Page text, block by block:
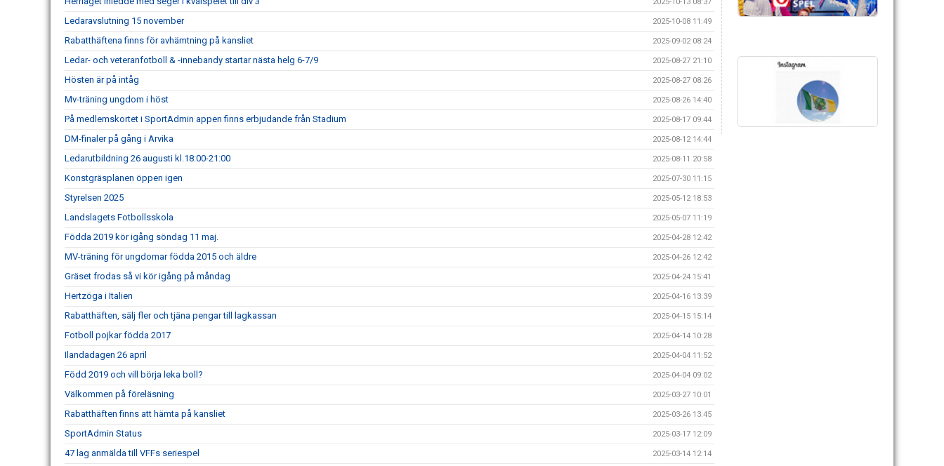
Ledaravslutning 15 november 2025-10-08 11:49
Rabatthäftena finns för avhämtning på kansliet 2025-09-02 08:24
Ledar- och veteranfotboll & -innebandy startar nästa helg 6-7/9 2025-08-27 21:10
Hösten är på intåg 2025-08-27 08:26
Mv-träning ungdom i höst 2025-08-26 14:40
På medlemskortet i SportAdmin appen finns erbjudande från Stadium 2025-08-17 09:44
DM-finaler på gång i Arvika 2025-08-12 14:44
Ledarutbildning 26 augusti kl.18:00-21:00 2025-08-11 20:58
Konstgräsplanen öppen igen 2025-07-30 11:15
Styrelsen 2025 2025-05-12 18:53
Landslagets Fotbollsskola 2025-05-07 11:19
Födda 2019 kör igång söndag 11 maj. 2025-04-28 12:42
MV-träning för ungdomar födda 2015 och äldre 2025-04-26 12:42
Gräset frodas så vi kör igång på måndag 2025-04-24 15:41
Hertzöga i Italien 2025-04-16 13:39
Rabatthäften, sälj fler och tjäna pengar till lagkassan 2025-04-15 15:14
Fotboll pojkar födda 2017 2025-04-14 10:28
Ilandadagen 26 april 2025-04-04 11:52
Född 2019 och vill börja leka boll? 2025-04-04 09:02
Välkommen på föreläsning 2025-03-27 10:01
Rabatthäften finns att hämta på kansliet 2025-03-26 13:45
SportAdmin Status 2025-03-17 12:09
47 lag anmälda till VFFs seriespel 2025-03-14 12:14